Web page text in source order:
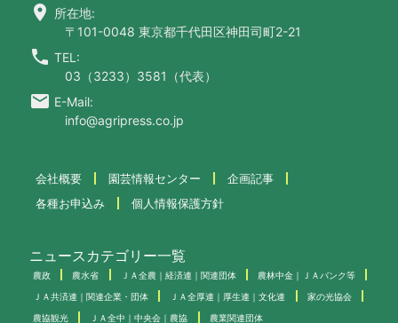
location_on 所在地:
〒101-0048 東京都千代田区神田司町2-21
call TEL:
03（3233）3581（代表）
email E-Mail:
info@agripress.co.jp
会社概要 園芸情報センター
企画記事
各種お申込み
個人情報保護方針
ニュースカテゴリー一覧
農政 農水省 ＪＡ全農｜経済連｜関連団体 農林中金｜ＪＡバンク等
ＪＡ共済連｜関連企業・団体 ＪＡ全厚連｜厚生連｜文化連 家の光協会
農協観光 ＪＡ全中｜中央会｜農協 農業関連団体